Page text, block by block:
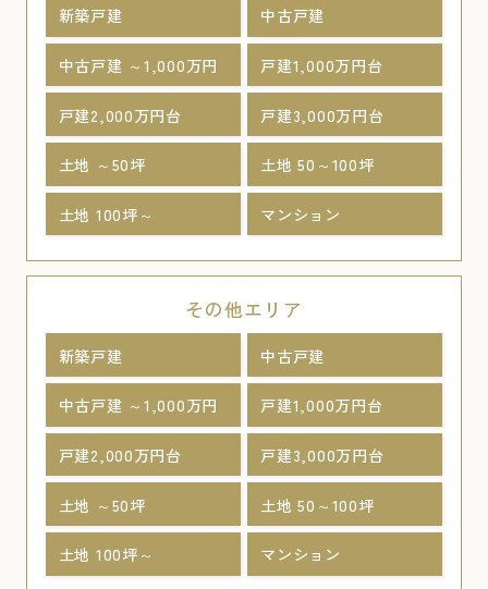
新築戸建 中古戸建
中古戸建 ～1,000万円 戸建1,000万円台
戸建2,000万円台 戸建3,000万円台
土地 ～50坪 土地 50～100坪
土地 100坪～ マンション
その他エリア
新築戸建 中古戸建
中古戸建 ～1,000万円 戸建1,000万円台
戸建2,000万円台 戸建3,000万円台
土地 ～50坪 土地 50～100坪
土地 100坪～ マンション